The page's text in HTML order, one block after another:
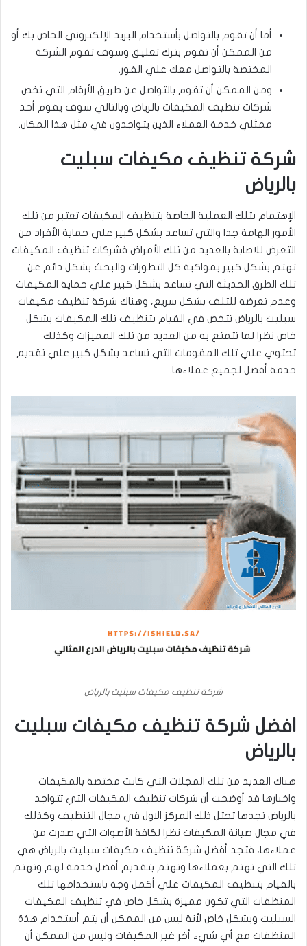
أما أن تقوم بالتواصل بأستخدام البريد الإلكتروني الخاص بك أو
من الممكن أن تقوم بترك تعليق وسوف تقوم الشركة
المختصة بالتواصل معك علي الفور.
ومن الممكن أن تقوم بالتواصل عن طريق الأرقام التي تخص
شركات تنظيف المكيفات بالرياض وبالتالي سوف يقوم أحد
ممثلي خدمة العملاء الذين يتواجدون في مثل هذا المكان.
شركة تنظيف مكيفات سبليت
بالرياض
الإهتمام بتلك العملية الخاصة بتنظيف المكيفات تعتبر من تلك
الأمور الهامة جدا والتي تساعد بشكل كبير علي حماية الأفراد من
التعرض للاصابة بالعديد من تلك الأمراض فشركات تنظيف المكيفات
تهتم بشكل كبير بمواكبة كل التطورات والبحث بشكل دائم عن
تلك الطرق الحديثة التي تساعد بشكل كبير علي حماية المكيفات
وعدم تعرضه للتلف بشكل سريع، وهناك شركة تنظيف مكيفات
سبليت بالرياض تتخص في القيام بتنظيف تلك المكيفات بشكل
خاص نظرا لما تتمتع به من العديد من تلك المميزات وكذلك
تحتوي علي تلك المقومات التي تساعد بشكل كبير علي تقديم
خدمة أفضل لجميع عملاءها.
شركة تنظيف مكيفات سبليت بالرياض
افضل شركة تنظيف مكيفات سبليت
بالرياض
هناك العديد من تلك المجلات التي كانت مختصة بالمكيفات
واخبارها قد أوضحت أن شركات تنظيف المكيفات التي تتواجد
بالرياض تجدها تحتل ذلك المركز الاول في مجال التنظيف وكذلك
في مجال صيانة المكيفات نظرا لكافة الأصوات التي صدرت من
عملاءها، فتجد أفضل شركة تنظيف مكيفات سبليت بالرياض هي
تلك التي تهتم بعملاءها وتهتم بتقديم أفضل خدمة لهم وتهتم
بالقيام بتنظيف المكيفات علي أكمل وجة باستخدامها تلك
المنظفات التي تكون مميزة بشكل خاص في تنظيف المكيفات
السبليت وبشكل خاص لأنة ليس من الممكن أن يتم أستخدام هذة
المنظفات مع أي شيء أخر غير المكيفات وليس من الممكن أن